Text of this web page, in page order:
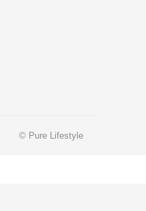
© Pure Lifestyle